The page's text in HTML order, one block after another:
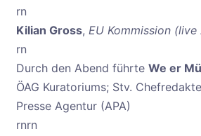
rn
Kilian Gross, EU Kommission
rn
Durch den Abend führte We er
ÖAG Kuratoriums; Stv.
Presse Agentur (APA)
rnrn